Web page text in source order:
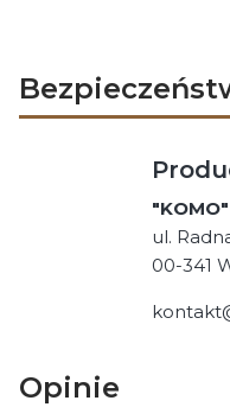
ul.
00-341
Opinie